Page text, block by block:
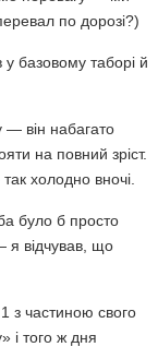
по дорозі?)
базовому таборі й
— він набагато
на повний зріст.
холодно вночі.
було б просто
я відчував, що
з частиною свого
і того ж дня